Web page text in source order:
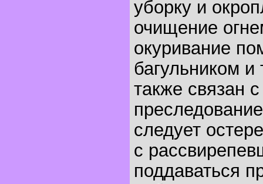
уборку и
очищение
окуривание
багульником
также связан
следует
с
поддаваться